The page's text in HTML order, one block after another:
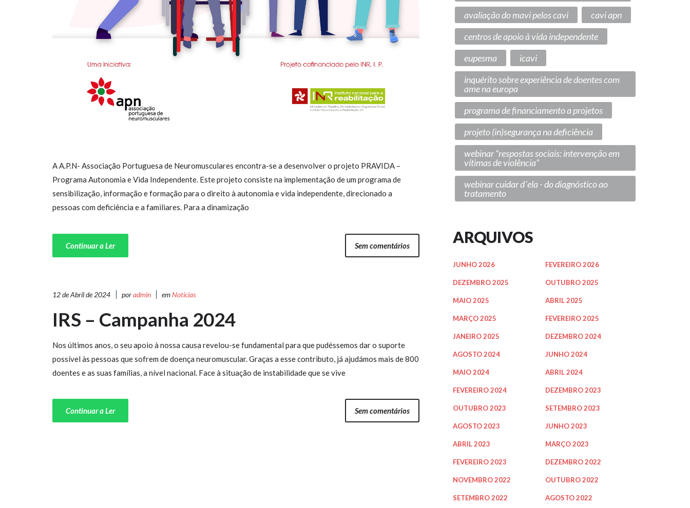
A A.P.N- Associação Portuguesa de Neuromusculares encontra-se a desenvolver o projeto PRAVIDA –
Programa Autonomia e Vida Independente. Este projeto consiste na implementação de um programa de
sensibilização, informação e formação para o direito à autonomia e vida independente, direcionado a
pessoas com deficiência e a familiares. Para a dinamização
Continuar a Ler Sem comentários
12 de Abril de 2024 poradmin emNotícias
IRS – Campanha 2024
Nos últimos anos, o seu apoio à nossa causa revelou-se fundamental para que pudéssemos dar o suporte
possível às pessoas que sofrem de doença neuromuscular. Graças a esse contributo, já ajudámos mais de 800
doentes e as suas famílias, a nível nacional. Face à situação de instabilidade que se vive
Continuar a Ler Sem comentários
avaliação do mavi pelos cavi
cavi apn
centros de apoio à vida independente
eupesma
icavi
inquérito sobre experiência de doentes com
ame na europa
programa de financiamento a projetos
projeto (in)segurança na deficiência
webinar “respostas sociais: intervenção em
vítimas de violência”
webinar cuidar d´ela - do diagnóstico ao
tratamento
ARQUIVOS
JUNHO 2026 FEVEREIRO 2026
DEZEMBRO 2025 OUTUBRO 2025
MAIO 2025 ABRIL 2025
MARÇO 2025 FEVEREIRO 2025
JANEIRO 2025 DEZEMBRO 2024
AGOSTO 2024 JUNHO 2024
MAIO 2024 ABRIL 2024
FEVEREIRO 2024 DEZEMBRO 2023
OUTUBRO 2023 SETEMBRO 2023
AGOSTO 2023 JUNHO 2023
ABRIL 2023 MARÇO 2023
FEVEREIRO 2023 DEZEMBRO 2022
NOVEMBRO 2022 OUTUBRO 2022
SETEMBRO 2022 AGOSTO 2022